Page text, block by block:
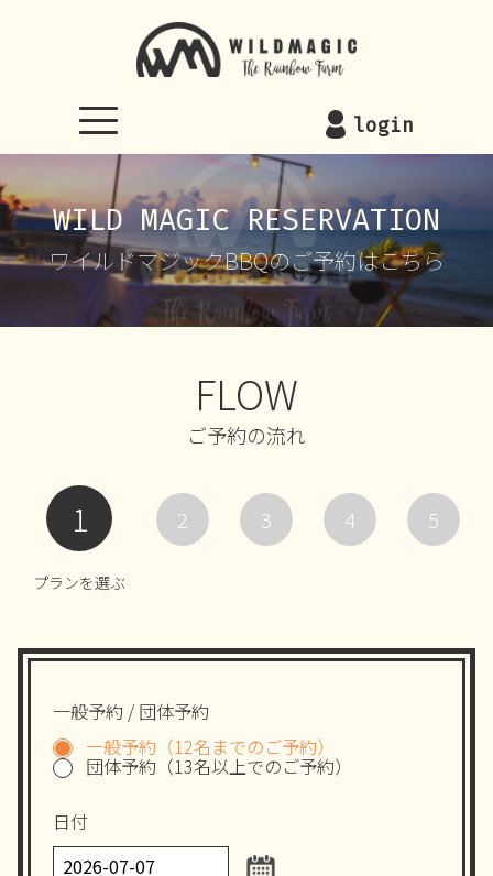
login
WILD MAGIC RESERVATION
ワイルドマジックBBQのご予約はこちら
FLOW
ご予約の流れ
1
プランを選ぶ
2 3 4 5
一般予約 / 団体予約
一般予約（12名までのご予約）
団体予約（13名以上でのご予約）
日付